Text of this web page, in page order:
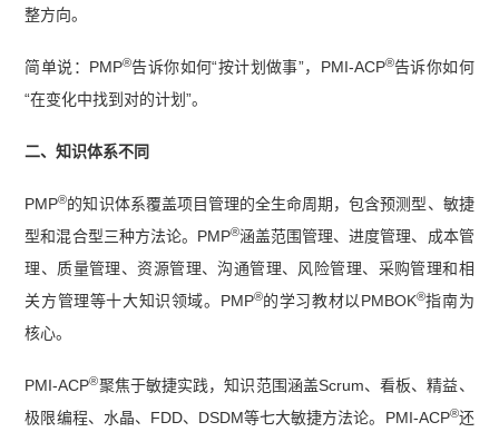
整方向。
简单说：PMP®告诉你如何“按计划做事”，PMI-ACP®告诉你如何
“在变化中找到对的计划”。
二、知识体系不同
PMP®的知识体系覆盖项目管理的全生命周期，包含预测型、敏捷
型和混合型三种方法论。PMP®涵盖范围管理、进度管理、成本管
理、质量管理、资源管理、沟通管理、风险管理、采购管理和相
关方管理等十大知识领域。PMP®的学习教材以PMBOK®指南为
核心。
PMI-ACP®聚焦于敏捷实践，知识范围涵盖Scrum、看板、精益、
极限编程、水晶、FDD、DSDM等七大敏捷方法论。PMI-ACP®还